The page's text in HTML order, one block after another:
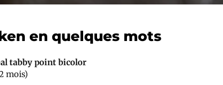
en quelques mots
tabby point bicolor
mois)